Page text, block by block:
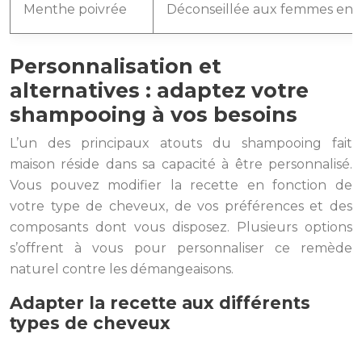
Menthe poivrée Déconseillée aux femmes
Personnalisation et
alternatives : adaptez votre
shampooing à vos besoins
L’un des principaux atouts du shampooing fait
maison réside dans sa capacité à être personnalisé.
Vous pouvez modifier la recette en fonction de
votre type de cheveux, de vos préférences et des
composants dont vous disposez. Plusieurs options
s’offrent à vous pour personnaliser ce remède
naturel contre les démangeaisons.
Adapter la recette aux différents
types de cheveux